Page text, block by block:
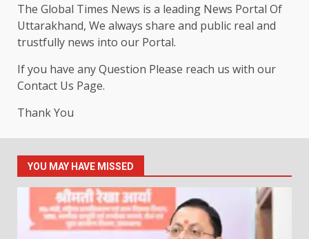
The Global Times News is a leading News Portal Of
Uttarakhand, We always share and public real and
trustfully news into our Portal.
If you have any Question Please reach us with our
Contact Us Page.
Thank You
YOU MAY HAVE MISSED